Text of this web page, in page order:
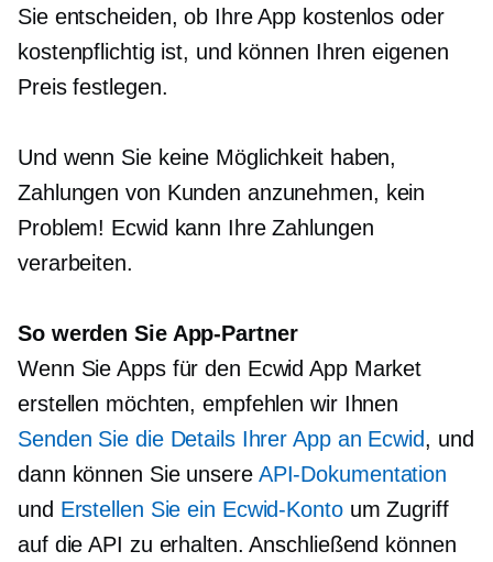
Sie entscheiden, ob Ihre App kostenlos oder
kostenpflichtig ist, und können Ihren eigenen
Preis festlegen.
Und wenn Sie keine Möglichkeit haben,
Zahlungen von Kunden anzunehmen, kein
Problem! Ecwid kann Ihre Zahlungen
verarbeiten.
So werden Sie App-Partner
Wenn Sie Apps für den Ecwid App Market
erstellen möchten, empfehlen wir Ihnen
Senden Sie die Details Ihrer App an Ecwid, und
dann können Sie unsere API-Dokumentation
und Erstellen Sie ein Ecwid-Kontoum Zugriff
auf die API zu erhalten. Anschließend können